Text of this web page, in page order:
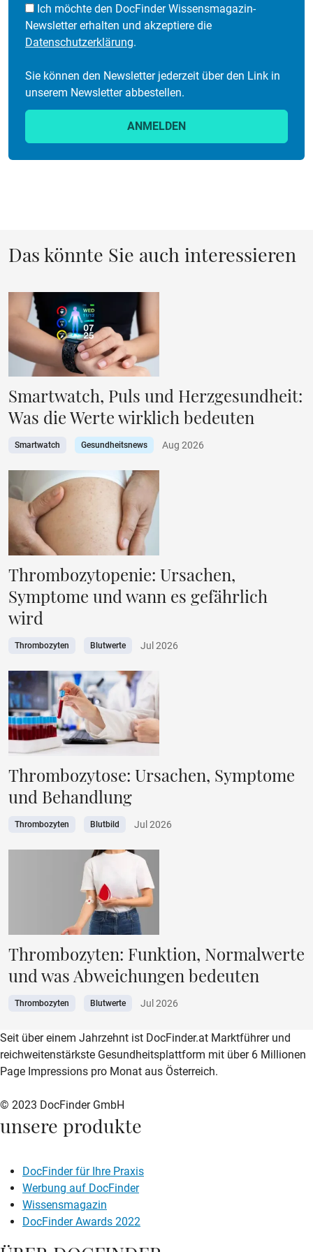
Ich möchte den DocFinder Wissensmagazin-
Newsletter erhalten und akzeptiere die
Datenschutzerklärung.
Sie können den Newsletter jederzeit über den Link in
unserem Newsletter abbestellen.
ANMELDEN
Das könnte Sie auch interessieren
Smartwatch, Puls und Herzgesundheit:
Was die Werte wirklich bedeuten
Smartwatch Gesundheitsnews Aug 2026
Thrombozytopenie: Ursachen,
Symptome und wann es gefährlich
wird
Thrombozyten Blutwerte Jul 2026
Thrombozytose: Ursachen, Symptome
und Behandlung
Thrombozyten Blutbild Jul 2026
Thrombozyten: Funktion, Normalwerte
und was Abweichungen bedeuten
Thrombozyten Blutwerte Jul 2026
zur DocFinder-Startseite
logo icon
Seit über einem Jahrzehnt ist DocFinder.at Marktführer und
reichweitenstärkste Gesundheitsplattform mit über 6 Millionen
Page Impressions pro Monat aus Österreich.
© 2023 DocFinder GmbH
unsere produkte
DocFinder für Ihre Praxis
Werbung auf DocFinder
Wissensmagazin
DocFinder Awards 2022